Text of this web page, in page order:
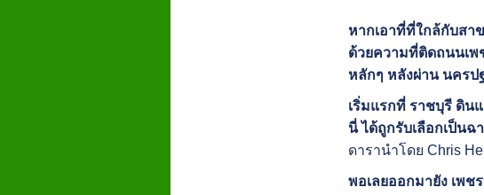
หากเอาที่ที่ใกล้กับสา
ด้วยความที่ติดถนนเพ
หลักๆ หลังผ่าน นครป
เริ่มแรกที่ ราชบุรี ดิน
นี่ ได้ถูกรับเลือกเป็น
ดารานำโดย Chris
พอเลยออกมายัง เพ